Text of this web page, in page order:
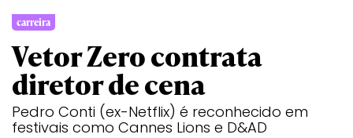
carreira
Vetor Zero contrata
diretor de cena
Pedro Conti (ex-Netflix) é reconhecido em
festivais como Cannes Lions e D&AD